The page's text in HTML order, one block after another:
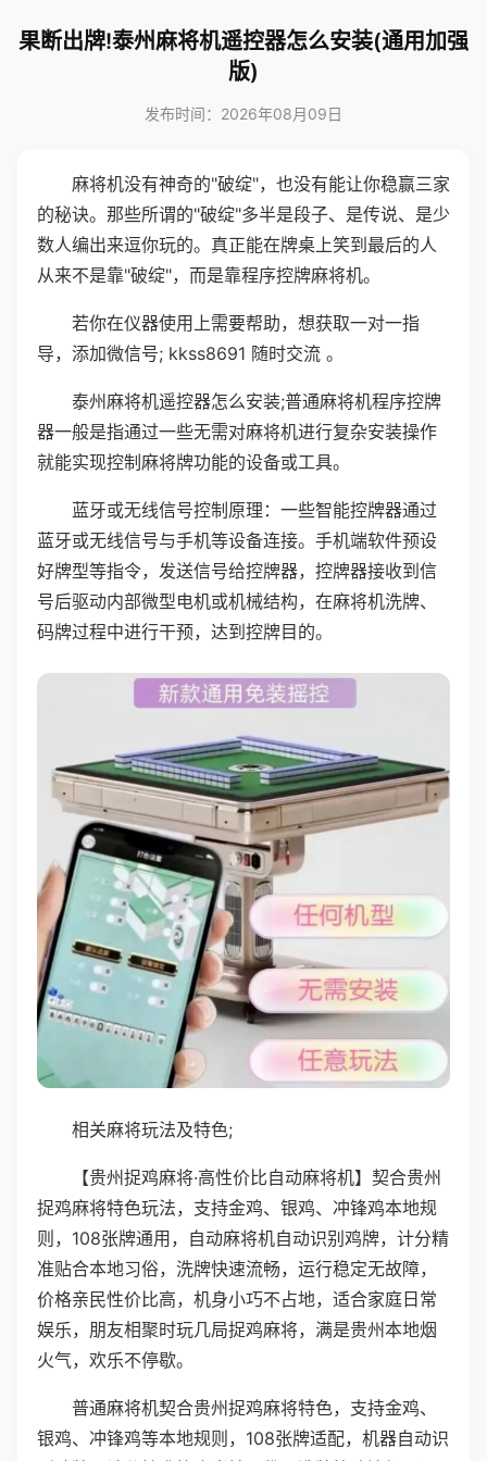
果断出牌!泰州麻将机遥控器怎么安装(通用加强
版)
发布时间：2026年08月09日
麻将机没有神奇的"破绽"，也没有能让你稳赢三家
的秘诀。那些所谓的"破绽"多半是段子、是传说、是少
数人编出来逗你玩的。真正能在牌桌上笑到最后的人
从来不是靠"破绽"，而是靠程序控牌麻将机。
若你在仪器使用上需要帮助，想获取一对一指
导，添加微信号; kkss8691 随时交流 。
泰州麻将机遥控器怎么安装;普通麻将机程序控牌
器一般是指通过一些无需对麻将机进行复杂安装操作
就能实现控制麻将牌功能的设备或工具。
蓝牙或无线信号控制原理：一些智能控牌器通过
蓝牙或无线信号与手机等设备连接。手机端软件预设
好牌型等指令，发送信号给控牌器，控牌器接收到信
号后驱动内部微型电机或机械结构，在麻将机洗牌、
码牌过程中进行干预，达到控牌目的。
相关麻将玩法及特色;
【贵州捉鸡麻将·高性价比自动麻将机】契合贵州
捉鸡麻将特色玩法，支持金鸡、银鸡、冲锋鸡本地规
则，108张牌通用，自动麻将机自动识别鸡牌，计分精
准贴合本地习俗，洗牌快速流畅，运行稳定无故障，
价格亲民性价比高，机身小巧不占地，适合家庭日常
娱乐，朋友相聚时玩几局捉鸡麻将，满是贵州本地烟
火气，欢乐不停歇。
普通麻将机契合贵州捉鸡麻将特色，支持金鸡、
银鸡、冲锋鸡等本地规则，108张牌适配，机器自动识